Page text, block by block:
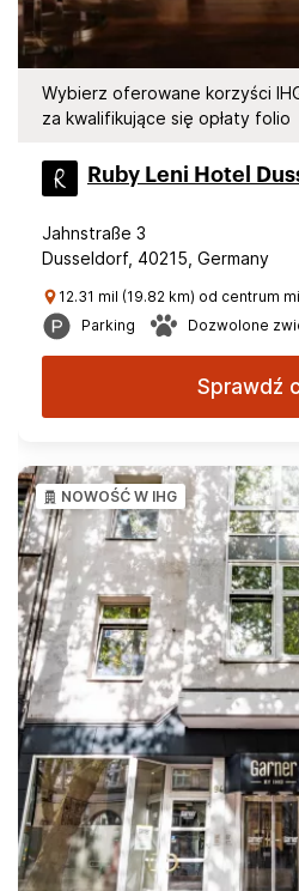
Wybierz oferowane korzyści
za kwalifikujące się opłaty folio
Ruby Leni Hotel
Jahnstraße 3
Dusseldorf, 40215, Germany
12.31 mil (19.82 km) od centrum
Parking
Dozwolone
Sprawdź
NOWOŚĆ W IHG